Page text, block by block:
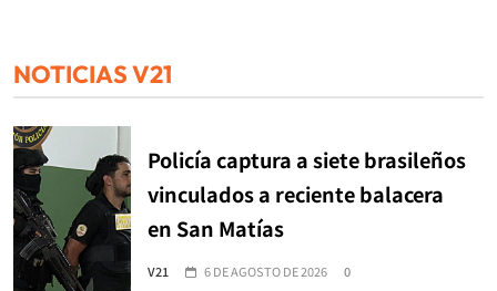
NOTICIAS V21
Policía captura a siete brasileños
vinculados a reciente balacera
en San Matías
V21 6 DE AGOSTO DE 2026 0